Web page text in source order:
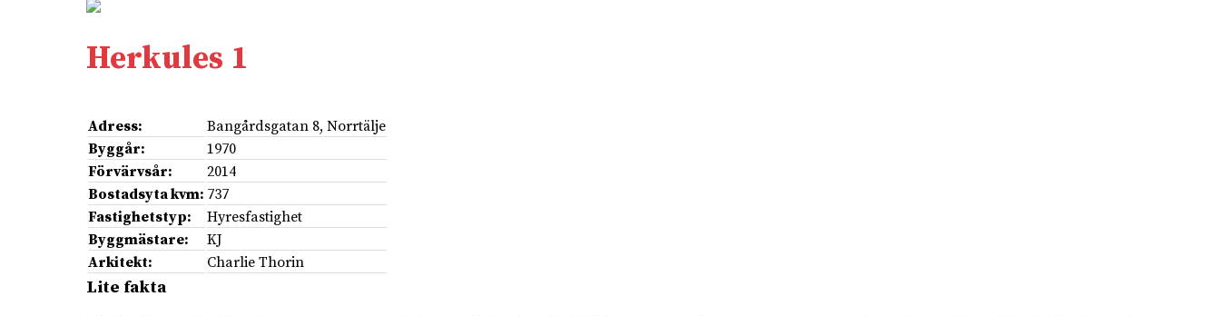
Herkules 1
Adress:
Bangårdsgatan 8, Norrtälje
Byggår:
1970
Förvärvsår:
2014
Bostadsyta kvm: 737
Fastighetstyp:
Hyresfastighet
Byggmästare:
KJ
Arkitekt:
Charlie Thorin
Lite fakta